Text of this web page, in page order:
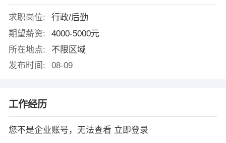
求职岗位:
行政/后勤
期望薪资:
4000-5000元
所在地点:
不限区域
发布时间:
08-09
工作经历
您不是企业账号，无法查看 立即登录